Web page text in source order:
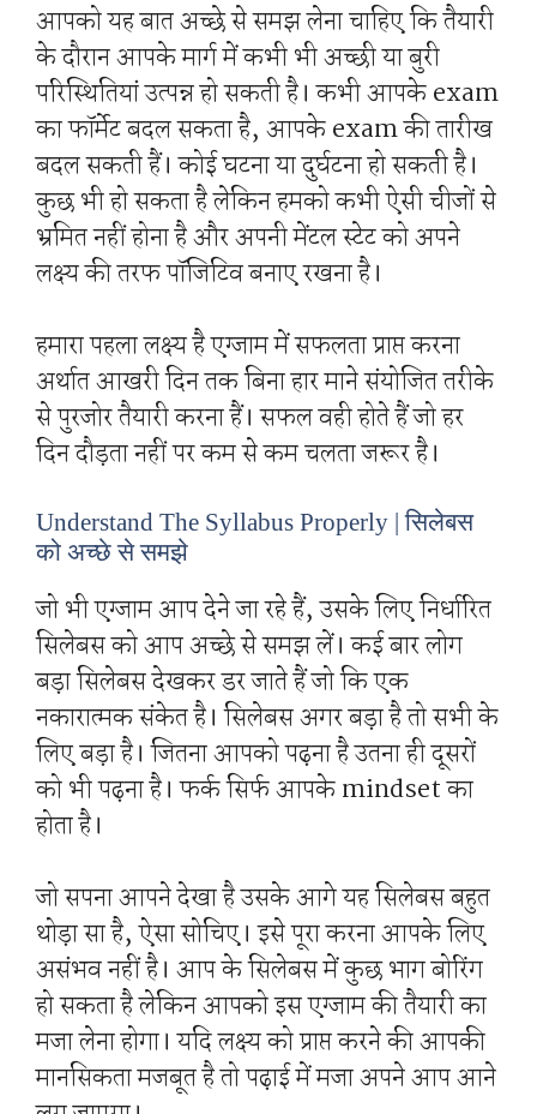
आपको यह बात अच्छे से समझ लेना चाहिए कि तैयारी
के दौरान आपके मार्ग में कभी भी अच्छी या बुरी
परिस्थितियां उत्पन्न हो सकती है। कभी आपके exam
का फॉर्मेट बदल सकता है, आपके exam की तारीख
बदल सकती हैं। कोई घटना या दुर्घटना हो सकती है।
कुछ भी हो सकता है लेकिन हमको कभी ऐसी चीजों से
भ्रमित नहीं होना है और अपनी मेंटल स्टेट को अपने
लक्ष्य की तरफ पॉजिटिव बनाए रखना है।
हमारा पहला लक्ष्य है एग्जाम में सफलता प्राप्त करना
अर्थात आखरी दिन तक बिना हार माने संयोजित तरीके
से पुरजोर तैयारी करना हैं। सफल वही होते हैं जो हर
दिन दौड़ता नहीं पर कम से कम चलता जरूर है।
Understand The Syllabus Properly | सिलेबस
को अच्छे से समझे
जो भी एग्जाम आप देने जा रहे हैं, उसके लिए निर्धारित
सिलेबस को आप अच्छे से समझ लें। कई बार लोग
बड़ा सिलेबस देखकर डर जाते हैं जो कि एक
नकारात्मक संकेत है। सिलेबस अगर बड़ा है तो सभी के
लिए बड़ा है। जितना आपको पढ़ना है उतना ही दूसरों
को भी पढ़ना है। फर्क सिर्फ आपके mindset का
होता है।
जो सपना आपने देखा है उसके आगे यह सिलेबस बहुत
थोड़ा सा है, ऐसा सोचिए। इसे पूरा करना आपके लिए
असंभव नहीं है। आप के सिलेबस में कुछ भाग बोरिंग
हो सकता है लेकिन आपको इस एग्जाम की तैयारी का
मजा लेना होगा। यदि लक्ष्य को प्राप्त करने की आपकी
मानसिकता मजबूत है तो पढ़ाई में मजा अपने आप आने